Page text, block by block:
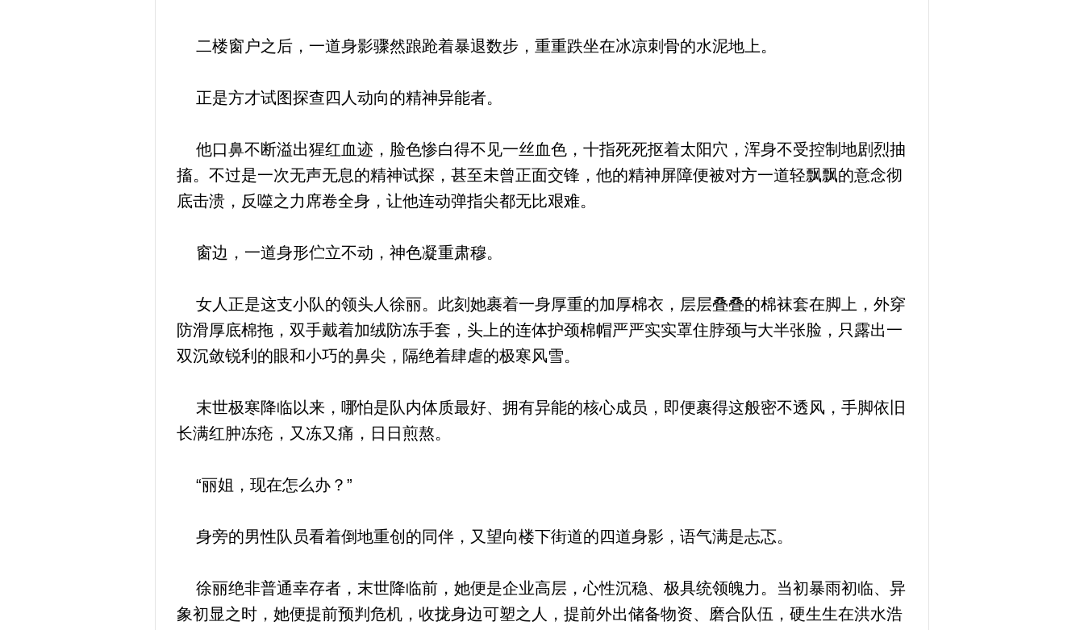
二楼窗户之后，一道身影骤然踉跄着暴退数步，重重跌坐在冰凉刺骨的水泥地上。
正是方才试图探查四人动向的精神异能者。
他口鼻不断溢出猩红血迹，脸色惨白得不见一丝血色，十指死死抠着太阳穴，浑身不受控制地剧烈抽
搐。不过是一次无声无息的精神试探，甚至未曾正面交锋，他的精神屏障便被对方一道轻飘飘的意念彻
底击溃，反噬之力席卷全身，让他连动弹指尖都无比艰难。
窗边，一道身形伫立不动，神色凝重肃穆。
女人正是这支小队的领头人徐丽。此刻她裹着一身厚重的加厚棉衣，层层叠叠的棉袜套在脚上，外穿
防滑厚底棉拖，双手戴着加绒防冻手套，头上的连体护颈棉帽严严实实罩住脖颈与大半张脸，只露出一
双沉敛锐利的眼和小巧的鼻尖，隔绝着肆虐的极寒风雪。
末世极寒降临以来，哪怕是队内体质最好、拥有异能的核心成员，即便裹得这般密不透风，手脚依旧
长满红肿冻疮，又冻又痛，日日煎熬。
“丽姐，现在怎么办？”
身旁的男性队员看着倒地重创的同伴，又望向楼下街道的四道身影，语气满是忐忑。
徐丽绝非普通幸存者，末世降临前，她便是企业高层，心性沉稳、极具统领魄力。当初暴雨初临、异
象初显之时，她便提前预判危机，收拢身边可塑之人，提前外出储备物资、磨合队伍，硬生生在洪水浩